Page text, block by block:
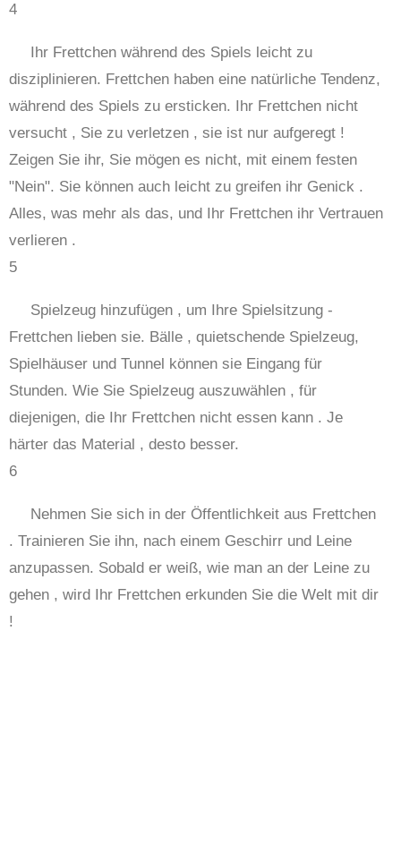
4
Ihr Frettchen während des Spiels leicht zu
disziplinieren. Frettchen haben eine natürliche Tendenz,
während des Spiels zu ersticken. Ihr Frettchen nicht
versucht , Sie zu verletzen , sie ist nur aufgeregt !
Zeigen Sie ihr, Sie mögen es nicht, mit einem festen
"Nein". Sie können auch leicht zu greifen ihr Genick .
Alles, was mehr als das, und Ihr Frettchen ihr Vertrauen
verlieren .
5
Spielzeug hinzufügen , um Ihre Spielsitzung -
Frettchen lieben sie. Bälle , quietschende Spielzeug,
Spielhäuser und Tunnel können sie Eingang für
Stunden. Wie Sie Spielzeug auszuwählen , für
diejenigen, die Ihr Frettchen nicht essen kann . Je
härter das Material , desto besser.
6
Nehmen Sie sich in der Öffentlichkeit aus Frettchen
. Trainieren Sie ihn, nach einem Geschirr und Leine
anzupassen. Sobald er weiß, wie man an der Leine zu
gehen , wird Ihr Frettchen erkunden Sie die Welt mit dir
!